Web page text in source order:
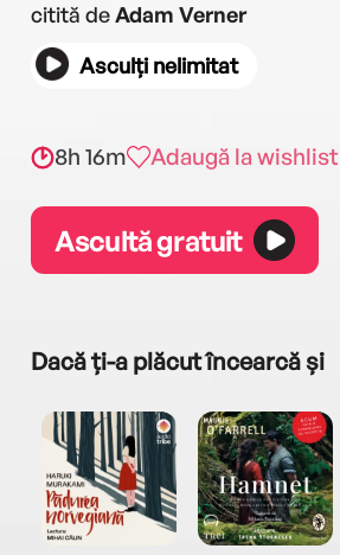
citită deAdam Verner
Asculți nelimitat
8h 16m Adaugă la wishlist
Ascultă gratuit
Dacă ți-a plăcut încearcă și